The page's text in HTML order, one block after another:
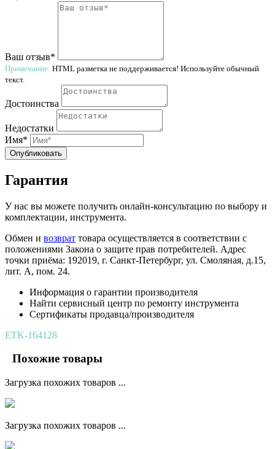
Ваш отзыв*
Примечание: HTML разметка не поддерживается! Используйте обычный
текст.
Достоинства
Недостатки
Имя*
Опубликовать
Гарантия
У нас вы можете получить онлайн-консультацию по выбору и
комплектации, инструмента.
Обмен и возврат товара осуществляется в соответствии с
положениями Закона о защите прав потребителей. Адрес
точки приёма: 192019, г. Санкт-Петербург, ул. Смоляная, д.15,
лит. А, пом. 24.
Информация о гарантии производителя
Найти сервисный центр по ремонту инструмента
Сертификаты продавца/производителя
ETK-164128
Похожие товары
Загрузка похожих товаров ...
Загрузка похожих товаров ...